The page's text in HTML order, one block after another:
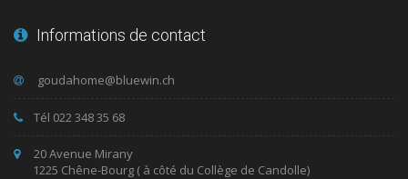
Informations de contact
Tél 022 348 35 68
20 Avenue Mirany
1225 Chêne-Bourg ( à côté du Collège de Candolle)